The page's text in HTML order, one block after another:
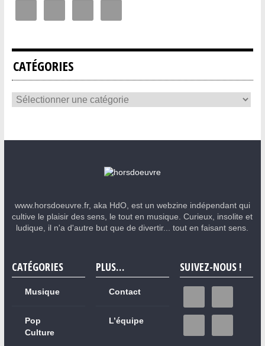
CATÉGORIES
www.horsdoeuvre.fr, aka HdO, est un webzine indépendant qui
cultive le plaisir des sens, le tout en musique. Curieux, insolite et
ludique, il n'a d'autre but que de divertir... tout en faisant sens.
CATÉGORIES
Musique
Pop
Culture
PLUS…
Contact
L’équipe
SUIVEZ-NOUS !